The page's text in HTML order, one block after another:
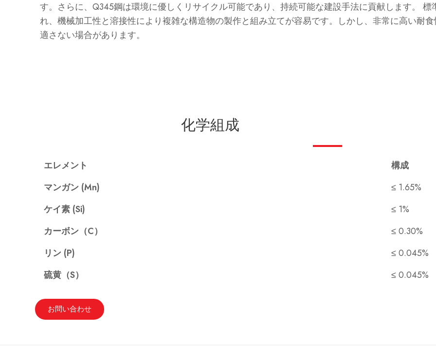
す。さらに、Q345鋼は環境に優しくリサイクル可能であり、持続可能な建設手法に貢献します。
れ、機械加工性と溶接性により複雑な構造物の製作と組み立てが容易です。しかし、非常に高い耐
適さない場合があります。
化学組成
エレメント
構成
マンガン (Mn)
≤ 1.65%
ケイ素 (Si)
≤ 1%
カーボン（C）
≤ 0.30%
リン (P)
≤ 0.045%
硫黄（S）
≤ 0.045%
お問い合わせ